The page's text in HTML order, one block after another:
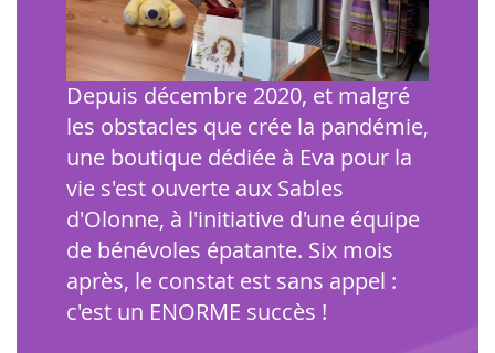
Depuis décembre 2020, et malgré
les obstacles que crée la pandémie,
une boutique dédiée à Eva pour la
vie s'est ouverte aux Sables
d'Olonne, à l'initiative d'une équipe
de bénévoles épatante. Six mois
après, le constat est sans appel :
c'est un ENORME succès !